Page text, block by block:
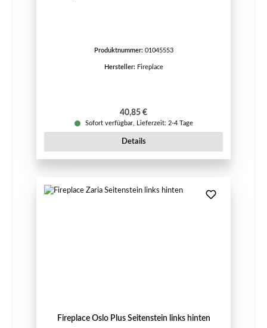
Produktnummer: 01045553
Hersteller: Fireplace
Regulärer Preis:
40,85 €
Sofort verfügbar, Lieferzeit: 2-4 Tage
Details
Fireplace Oslo Plus Seitenstein links hinten